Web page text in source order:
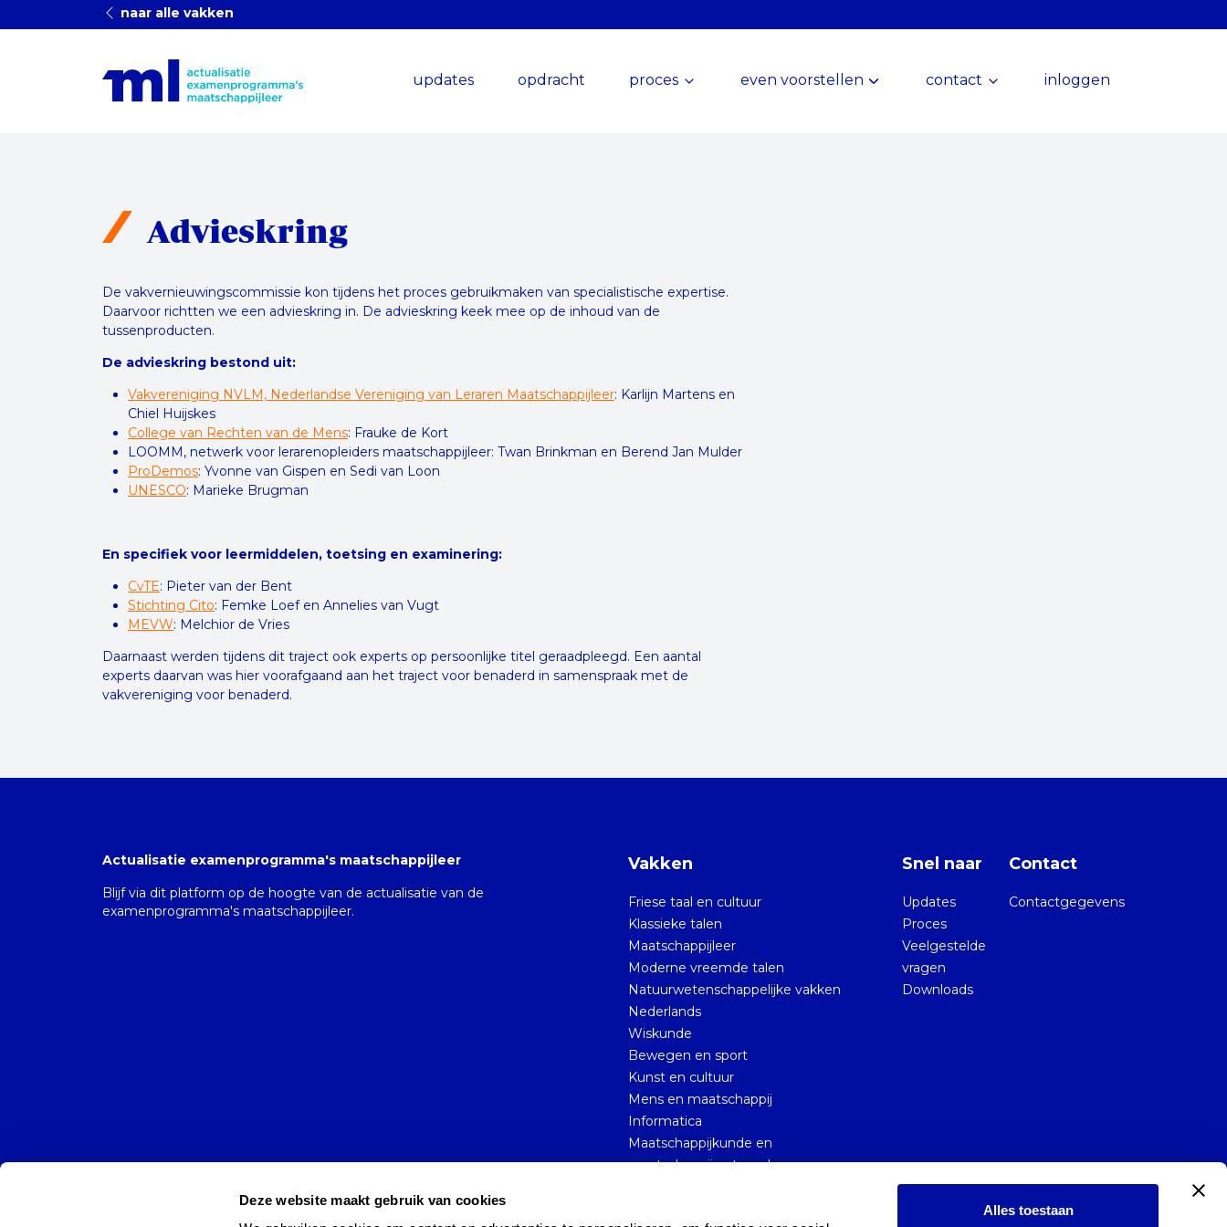
Deze website maakt gebruik van cookies
Alles toestaan
naar alle vakken
updates opdracht proces even voorstellen contact inloggen
Advieskring
De vakvernieuwingscommissie kon tijdens het proces gebruikmaken van specialistische expertise.
Daarvoor richtten we een advieskring in. De advieskring keek mee op de inhoud van de
tussenproducten.
De advieskring bestond uit:
Vakvereniging NVLM, Nederlandse Vereniging van Leraren Maatschappijleer: Karlijn Martens en
Chiel Huijskes
College van Rechten van de Mens: Frauke de Kort
LOOMM, netwerk voor lerarenopleiders maatschappijleer: Twan Brinkman en Berend Jan Mulder
ProDemos: Yvonne van Gispen en Sedi van Loon
UNESCO: Marieke Brugman
En specifiek voor leermiddelen, toetsing en examinering:
CvTE: Pieter van der Bent
Stichting Cito: Femke Loef en Annelies van Vugt
MEVW: Melchior de Vries
Daarnaast werden tijdens dit traject ook experts op persoonlijke titel geraadpleegd. Een aantal
experts daarvan was hier voorafgaand aan het traject voor benaderd in samenspraak met de
vakvereniging voor benaderd.
Actualisatie examenprogramma's maatschappijleer
Blijf via dit platform op de hoogte van de actualisatie van de
examenprogramma's maatschappijleer.
Vakken
Friese taal en cultuur
Klassieke talen
Maatschappijleer
Moderne vreemde talen
Natuurwetenschappelijke vakken
Nederlands
Wiskunde
Bewegen en sport
Kunst en cultuur
Mens en maatschappij
Informatica
Maatschappijkunde en
maatschappijwetenschappen
Snel naar
Updates
Proces
Veelgestelde
vragen
Downloads
Contact
Contactgegevens